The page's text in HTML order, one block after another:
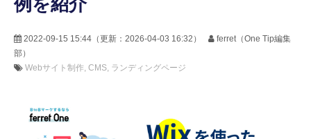
2022-09-15 15:44 （更新： 2026-04-03 16:32 ）
ferret（One Tip編集
部）
Webサイト制作 CMS ランディングページ